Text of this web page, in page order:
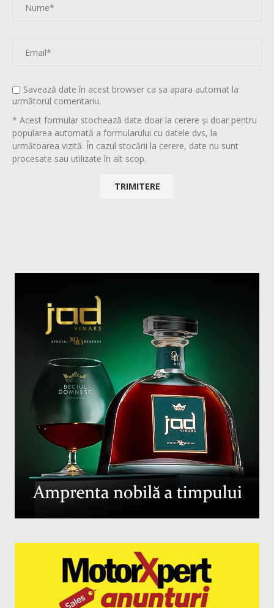
Savează date în acest browser ca sa apara automat la
următorul comentariu.
* Acest formular stochează date doar la cerere și doar pentru
popularea automată a formularului cu datele dvs, la
următoarea vizită. În cazul stocării la cerere, date nu sunt
procesate sau utilizate în alt scop.